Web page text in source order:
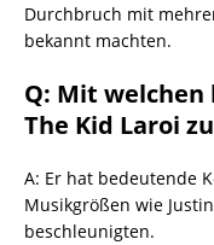
Durchbruch mit
bekannt machten.
Q: Mit
The Kid Laroi
A: Er hat bedeutende
Musikgrößen wie
beschleunigten.